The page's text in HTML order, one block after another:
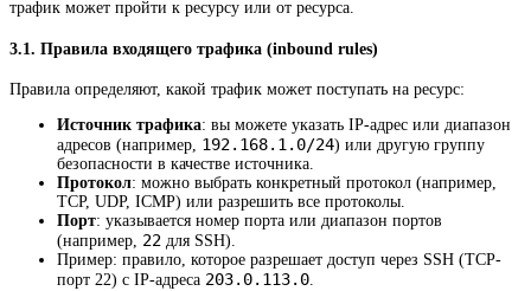
трафик может пройти к ресурсу или от ресурса.
3.1. Правила входящего трафика (inbound rules)
Правила определяют, какой трафик может поступать на ресурс:
Источник трафика: вы можете указать IP-адрес или диапазон
адресов (например, 192.168.1.0/24) или другую группу
безопасности в качестве источника.
Протокол: можно выбрать конкретный протокол (например,
TCP, UDP, ICMP) или разрешить все протоколы.
Порт: указывается номер порта или диапазон портов
(например, 22 для SSH).
Пример: правило, которое разрешает доступ через SSH (TCP-
порт 22) с IP-адреса 203.0.113.0.